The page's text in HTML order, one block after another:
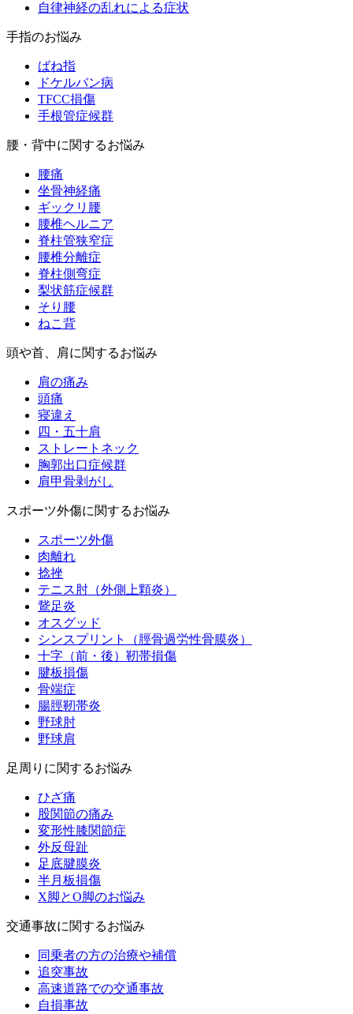
自律神経の乱れによる症状
手指のお悩み
ばね指
ドケルバン病
TFCC損傷
手根管症候群
腰・背中に関するお悩み
腰痛
坐骨神経痛
ギックリ腰
腰椎ヘルニア
脊柱管狭窄症
腰椎分離症
脊柱側弯症
梨状筋症候群
そり腰
ねこ背
頭や首、肩に関するお悩み
肩の痛み
頭痛
寝違え
四・五十肩
ストレートネック
胸郭出口症候群
肩甲骨剥がし
スポーツ外傷に関するお悩み
スポーツ外傷
肉離れ
捻挫
テニス肘（外側上顆炎）
鵞足炎
オスグッド
シンスプリント（脛骨過労性骨膜炎）
十字（前・後）靭帯損傷
腱板損傷
骨端症
腸脛靭帯炎
野球肘
野球肩
足周りに関するお悩み
ひざ痛
股関節の痛み
変形性膝関節症
外反母趾
足底腱膜炎
半月板損傷
X脚とO脚のお悩み
交通事故に関するお悩み
同乗者の方の治療や補償
追突事故
高速道路での交通事故
自損事故